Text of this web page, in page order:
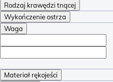
Rodzaj krawędzi tnącej
Wykończenie ostrza
Waga
Materiał rękojeści